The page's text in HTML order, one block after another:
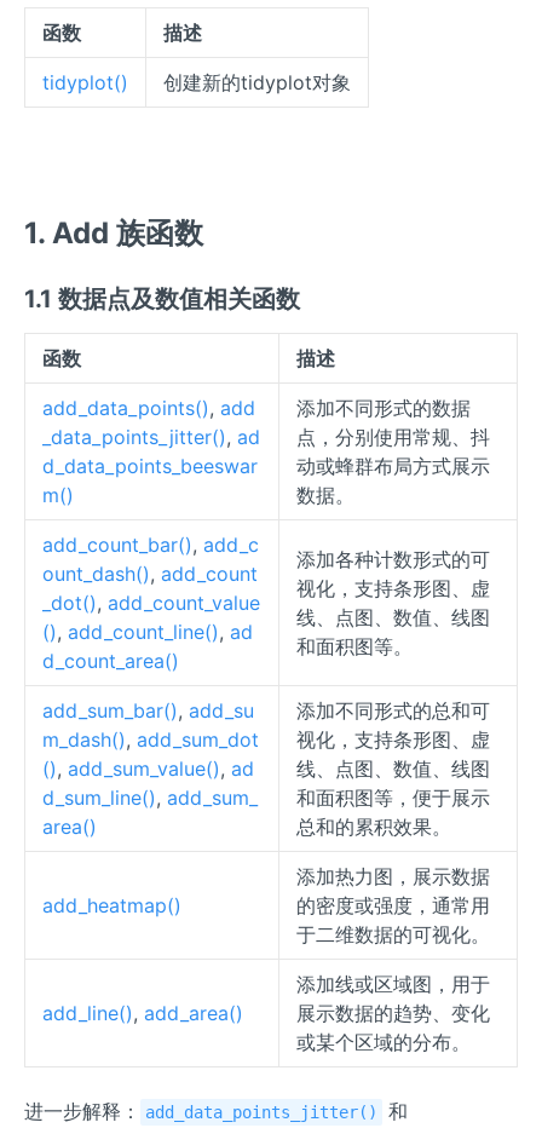
函数 描述
tidyplot() 创建新的tidyplot对象
1. Add 族函数
1.1 数据点及数值相关函数
函数 描述
add_data_points(), add
_data_points_jitter(), ad
d_data_points_beeswar
m()
添加不同形式的数据
点，分别使用常规、抖
动或蜂群布局方式展示
数据。
add_count_bar(), add_c
ount_dash(), add_count
_dot(), add_count_value
(), add_count_line(), ad
d_count_area()
添加各种计数形式的可
视化，支持条形图、虚
线、点图、数值、线图
和面积图等。
add_sum_bar(), add_su
m_dash(), add_sum_dot
(), add_sum_value(), ad
d_sum_line(), add_sum_
area()
添加不同形式的总和可
视化，支持条形图、虚
线、点图、数值、线图
和面积图等，便于展示
总和的累积效果。
add_heatmap()
添加热力图，展示数据
的密度或强度，通常用
于二维数据的可视化。
add_line(), add_area()
添加线或区域图，用于
展示数据的趋势、变化
或某个区域的分布。
进一步解释： add_data_points_jitter() 和